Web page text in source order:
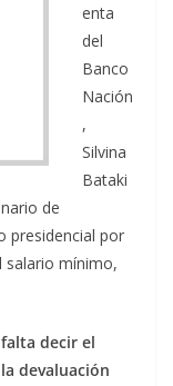
enta
del
Banco
Nación
,
Silvina
Bataki
de
presidencial por
salario mínimo,
decir el
devaluación